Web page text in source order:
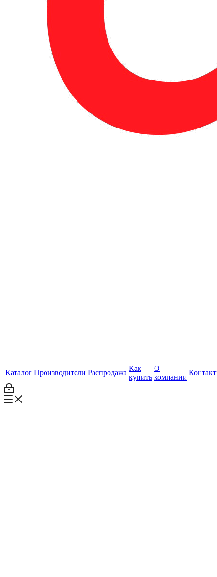
Каталог Производители Распродажа
Как
купить
О
компании